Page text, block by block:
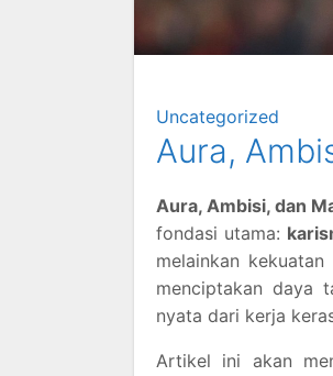
Uncategorized
Aura,
Aura, Ambisi, dan
fondasi utama:
melainkan
menciptakan daya
nyata dari kerja
Artikel ini akan